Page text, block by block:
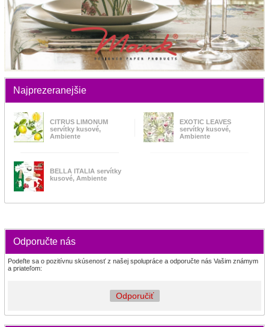
Najprezeranejšie
CITRUS LIMONUM
servítky kusové,
Ambiente
EXOTIC LEAVES
servítky kusové,
Ambiente
BELLA ITALIA servítky
kusové, Ambiente
Odporučte nás
Podeľte sa o pozitívnu skúsenosť z našej spolupráce a odporučte nás Vašim známym
a priateľom:
Odporučiť